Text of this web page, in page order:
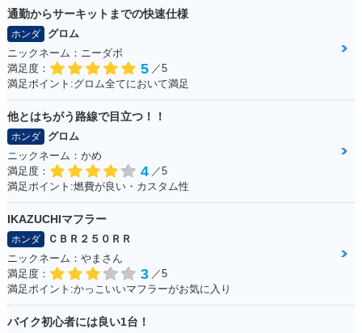
通勤からサーキットまでの快速仕様
ホンダ
グロム
ニックネーム：ニーダボ
満足度：
5 ／5
満足ポイント:グロム全てにおいて満足
他とはちがう路線で目立つ！！
ホンダ
グロム
ニックネーム：かめ
満足度：
4 ／5
満足ポイント:燃費が良い・カスタム性
IKAZUCHIマフラー
ホンダ
ＣＢＲ２５０ＲＲ
ニックネーム：やまさん
満足度：
3 ／5
満足ポイント:かっこいいマフラーがお気に入り
バイク初心者には良い1台！